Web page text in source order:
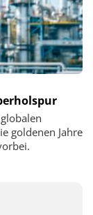
goldenen Jahre